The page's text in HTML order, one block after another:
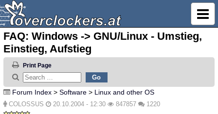
FAQ: Windows -> GNU/Linux - Umstieg,
Einstieg, Aufstieg
Print Page
Forum Index > Software > Linux and other OS
COLOSSUS 20.10.2004 - 12:30 847857 1220